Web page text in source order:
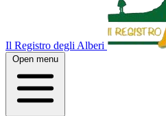
Il Registro degli Alberi
Open menu